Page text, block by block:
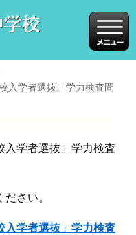
入学者選抜」学力検査問
入学者選抜」学力検査
さい。
入学者選抜」学力検査